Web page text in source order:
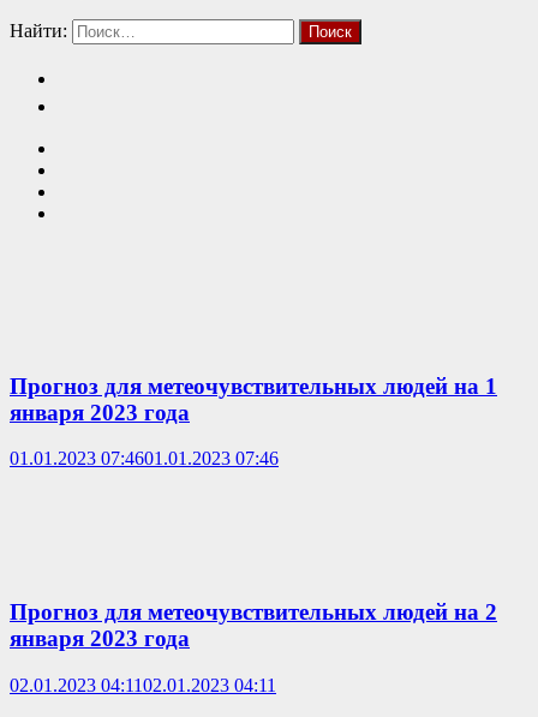
Найти:
Прогноз для метеочувствительных людей на 1
января 2023 года
01.01.2023 07:4601.01.2023 07:46
Прогноз для метеочувствительных людей на 2
января 2023 года
02.01.2023 04:1102.01.2023 04:11